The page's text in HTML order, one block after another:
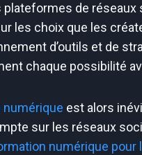
de
les choix que les
d’outils et de
chaque possibilité
est alors
sur les réseaux
numérique pour